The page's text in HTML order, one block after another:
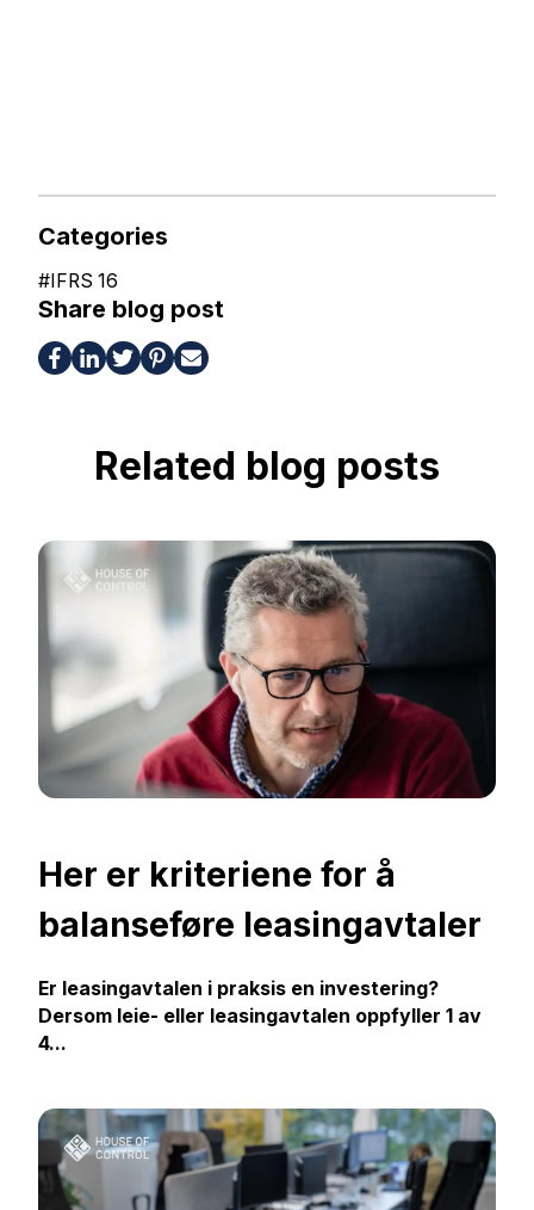
Categories
#IFRS 16
Share blog post
Related blog posts
Her er kriteriene for å
balanseføre leasingavtaler
Er leasingavtalen i praksis en investering?
Dersom leie- eller leasingavtalen oppfyller 1 av
4...